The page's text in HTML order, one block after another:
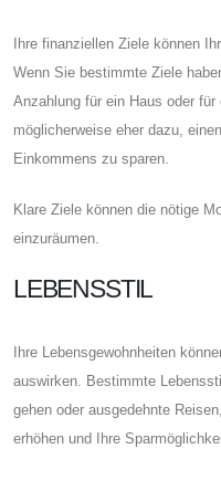
Ihre finanziellen Ziele können
Wenn Sie bestimmte Ziele
Anzahlung für ein Haus oder
möglicherweise eher dazu,
Einkommens zu sparen.
Klare Ziele können die nötige
einzuräumen.
LEBENSSTIL
Ihre Lebensgewohnheiten
auswirken. Bestimmte
gehen oder ausgedehnte
erhöhen und Ihre